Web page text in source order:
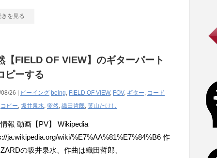
きを見る
【FIELD OF VIEW】のギターパート
ピーする
26 | ビーイング being, FIELD OF VIEW, FOV, ギター, コード
コピー, 坂井泉水, 突然, 織田哲郎, 葉山たけし
報 動画【PV】 Wikipedia
ja.wikipedia.org/wiki/%E7%AA%81%E7%84%B6 作
の坂井泉水、作曲は織田哲郎、